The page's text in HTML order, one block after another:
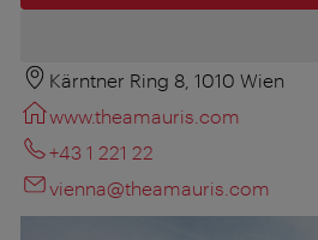
Kärntner Ring 8, 1010 Wien
www.theamauris.com
+43 1 221 22
vienna@theamauris.com